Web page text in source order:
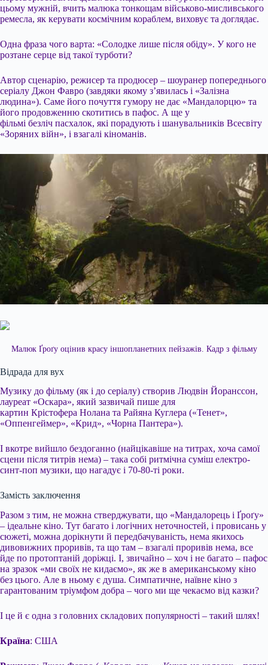
цьому мужній, вчить малюка тонкощам військово-мисливського
ремесла, як керувати космічним кораблем, виховує та доглядає.
Одна фраза чого варта: «Солодке лише після обіду». У кого не
розтане серце від такої турботи?
Автор сценарію, режисер та продюсер – шоуранер попереднього
серіалу Джон Фавро (завдяки якому з’явилась і «Залізна
людина»). Саме його почуття гумору не дає «Мандалорцю» та
його продовженню скотитись в пафос. А ще у
фільмі безліч пасхалок, які порадують і шанувальників Всесвіту
«Зоряних війн», і взагалі кіноманів.
Малюк Ґроґу оцінив красу іншопланетних пейзажів. Кадр з фільму
Відрада для вух
Музику до фільму (як і до серіалу) створив Людвін Йоранссон,
лауреат «Оскара», який зазвичай пише для
картин Крістофера Нолана та Райяна Куглера («Тенет»,
«Оппенгеймер», «Крид», «Чорна Пантера»).
І вкотре вийшло бездоганно (найцікавіше на титрах, хоча самої
сцени після титрів нема) – така собі ритмічна суміш електро-
синт-поп музики, що нагадує і 70-80-ті роки.
Замість заключення
Разом з тим, не можна стверджувати, що «Мандалорець і Ґроґу»
– ідеальне кіно. Тут багато і логічних неточностей, і провисань у
сюжеті, можна дорікнути й передбачуваність, нема якихось
дивовижних проривів, та що там – взагалі проривів нема, все
йде по протоптаній доріжці. І, звичайно – хоч і не багато – пафос
на зразок «ми своїх не кидаємо», як же в американському кіно
без цього. Але в ньому є душа. Симпатичне, наївне кіно з
гарантованим тріумфом добра – чого ми ще чекаємо від казки?
І це й є одна з головних складових популярності – такий шлях!
Країна: США